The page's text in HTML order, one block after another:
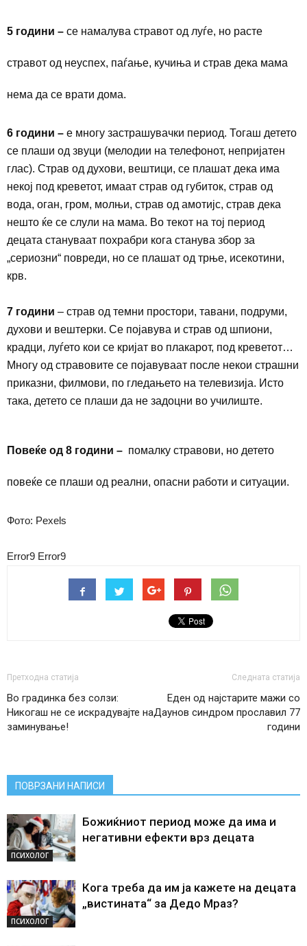
5 години – се намалува стравот од луѓе, но расте
стравот од неуспех, паѓање, кучиња и страв дека мама
нема да се врати дома.
6 години – е многу застрашувачки период. Тогаш детето
се плаши од звуци (мелодии на телефонот, непријатен
глас). Страв од духови, вештици, се плашат дека има
некој под креветот, имаат страв од губиток, страв од
вода, оган, гром, молњи, страв од амотијс, страв дека
нешто ќе се слули на мама. Во текот на тој период
децата стануваат похрабри кога станува збор за
„сериозни“ повреди, но се плашат од трње, исекотини,
крв.
7 години – страв од темни простори, тавани, подруми,
духови и вештерки. Се појавува и страв од шпиони,
крадци, луѓето кои се кријат во плакарот, под креветот…
Многу од стравовите се појавуваат после некои страшни
приказни, филмови, по гледањето на телевизија. Исто
така, детето се плаши да не задоцни во училиште.
Повеќе од 8 години – помалку стравови, но детето
повеќе се плаши од реални, опасни работи и ситуации.
Фото: Pexels
Error9 Error9
Претходна статија
Во градинка без солзи:
Никогаш не се искрадувајте на
заминување!
Следната статија
Еден од најстарите мажи со
Даунов синдром прославил 77
години
ПОВРЗАНИ НАПИСИ
ПСИХОЛОГ
Божиќниот период може да има и
негативни ефекти врз децата
ПСИХОЛОГ
Кога треба да им ја кажете на децата
„вистината“ за Дедо Мраз?